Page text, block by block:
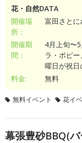
花・自然DATA
開催場
所：
富田さとに
開催期
間：
4月上旬〜
ラ・ポピ
曜日が祝
料金:
無料
無料イベント 花イ
幕張豊砂BBQ(